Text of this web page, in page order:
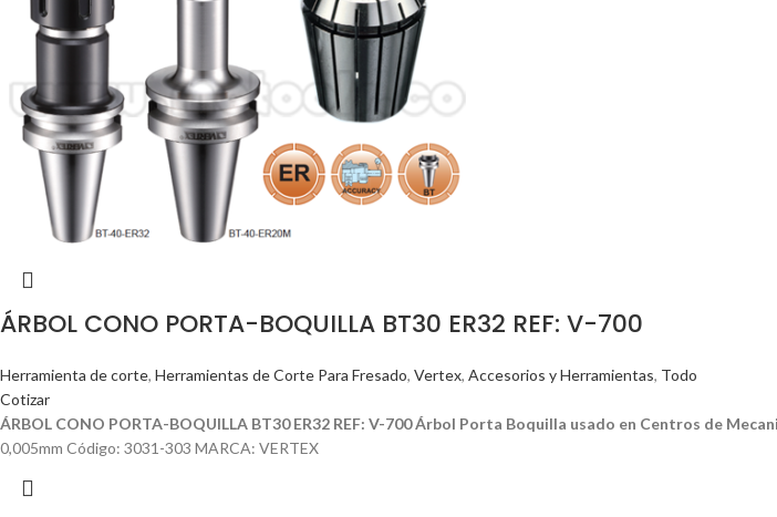
ÁRBOL CONO PORTA-BOQUILLA BT30 ER32 REF: V-700
Herramienta de corte, Herramientas de Corte Para Fresado, Vertex, Accesorios y Herramientas, Todo
Cotizar
ÁRBOL CONO PORTA-BOQUILLA BT30 ER32 REF: V-700Árbol Porta Boquilla usado en Centros de
0,005mm Código: 3031-303 MARCA: VERTEX